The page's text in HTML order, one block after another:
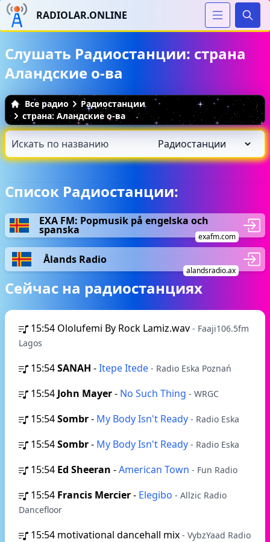
RADIOLAR.ONLINE
Слушать Радиостанции: страна
Аландские о-ва
Все радио
Радиостанции
страна: Аландские о-ва
Список Радиостанции:
EXA FM: Popmusik på engelska och
spanska
exafm.com
Ålands Radio
alandsradio.ax
Сейчас на радиостанциях
15:54 Ololufemi By Rock Lamiz.wav - Faaji106.5fm
Lagos
15:54SANAH -Itepe Itede - Radio Eska Poznań
15:54 John Mayer- No Such Thing - WRGC
15:54Sombr- My Body Isn't Ready - Radio Eska
15:54Sombr- My Body Isn't Ready - Radio Eska
15:54 Ed Sheeran -American Town - Fun Radio
15:54 Francis Mercier- Elegibo - Allzic Radio
Dancefloor
15:54 motivational dancehall mix - VybzYaad Radio